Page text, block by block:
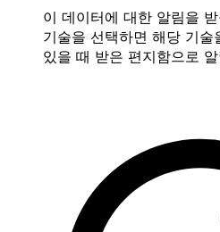
이 데이터에 대한 알림을
기술을 선택하면 해당 기
있을 때 받은 편지함으로